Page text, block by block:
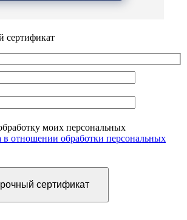
сертификат
моих персональных
в отношении обработки персональных